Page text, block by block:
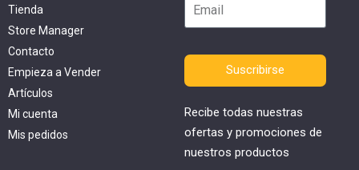
Tienda
Store Manager
Contacto
Empieza a Vender
Artículos
Mi cuenta
Mis pedidos
Suscribirse
Recibe todas nuestras
ofertas y promociones de
nuestros productos